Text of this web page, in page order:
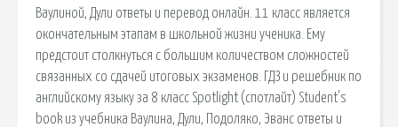
Ваулиной, Дули ответы и перевод онлайн. 11 класс является
окончательным этапам в школьной жизни ученика. Ему
предстоит столкнуться с большим количеством сложностей
связанных со сдачей итоговых экзаменов. ГДЗ и решебник по
английскому языку за 8 класс Spotlight (спотлайт) Student's
book из учебника Ваулина, Дули, Подоляко, Эванс ответы и